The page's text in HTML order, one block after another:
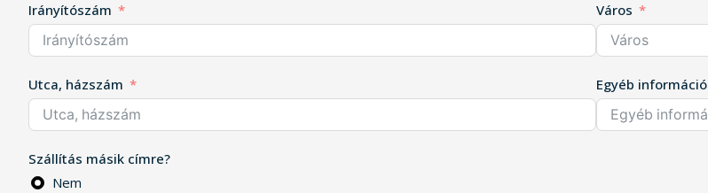
Irányítószám Város
Utca, házszám Egyéb információ
Szállítás másik címre?
Nem